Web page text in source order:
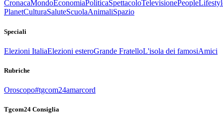
CronacaMondoEconomiaPoliticaSpettacoloTelevisionePeople
PlanetCulturaSaluteScuolaAnimaliSpazio
Speciali
Elezioni ItaliaElezioni esteroGrande FratelloL'isola dei famosiAmici
Rubriche
Oroscopo#tgcom24amarcord
Tgcom24 Consiglia